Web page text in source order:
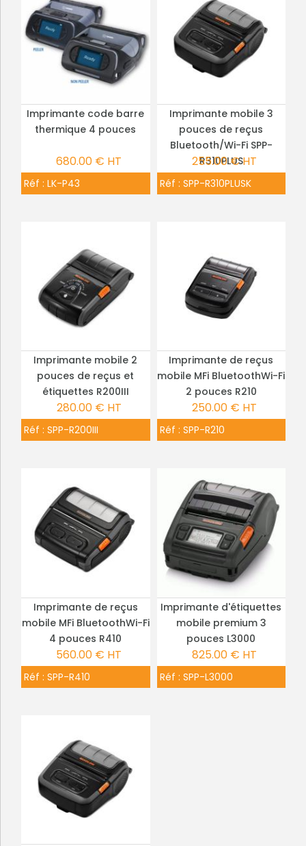
PLUS DE DÉTAILS
Imprimante code barre
thermique 4 pouces
680.00 € HT
Réf : LK-P43
PLUS DE DÉTAILS
Imprimante mobile 3
pouces de reçus
Bluetooth/Wi-Fi SPP-
R310PLUS
255.00 € HT
Réf : SPP-R310PLUSK
PLUS DE DÉTAILS
Imprimante mobile 2
pouces de reçus et
étiquettes R200III
280.00 € HT
Réf : SPP-R200III
PLUS DE DÉTAILS
Imprimante de reçus
mobile MFi BluetoothWi-Fi
2 pouces R210
250.00 € HT
Réf : SPP-R210
PLUS DE DÉTAILS
Imprimante de reçus
mobile MFi BluetoothWi-Fi
4 pouces R410
560.00 € HT
Réf : SPP-R410
PLUS DE DÉTAILS
Imprimante d'étiquettes
mobile premium 3
pouces L3000
825.00 € HT
Réf : SPP-L3000